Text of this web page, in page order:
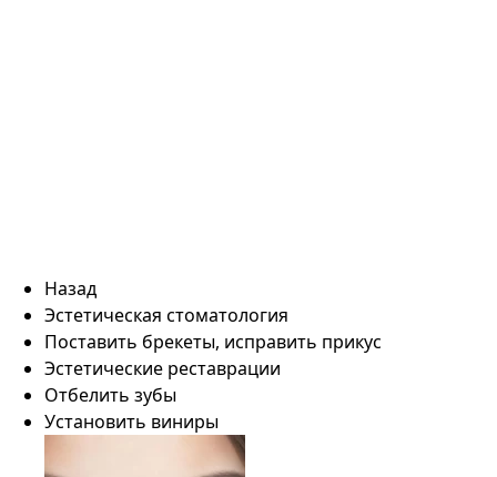
Назад
Эстетическая стоматология
Поставить брекеты, исправить прикус
Эстетические реставрации
Отбелить зубы
Установить виниры